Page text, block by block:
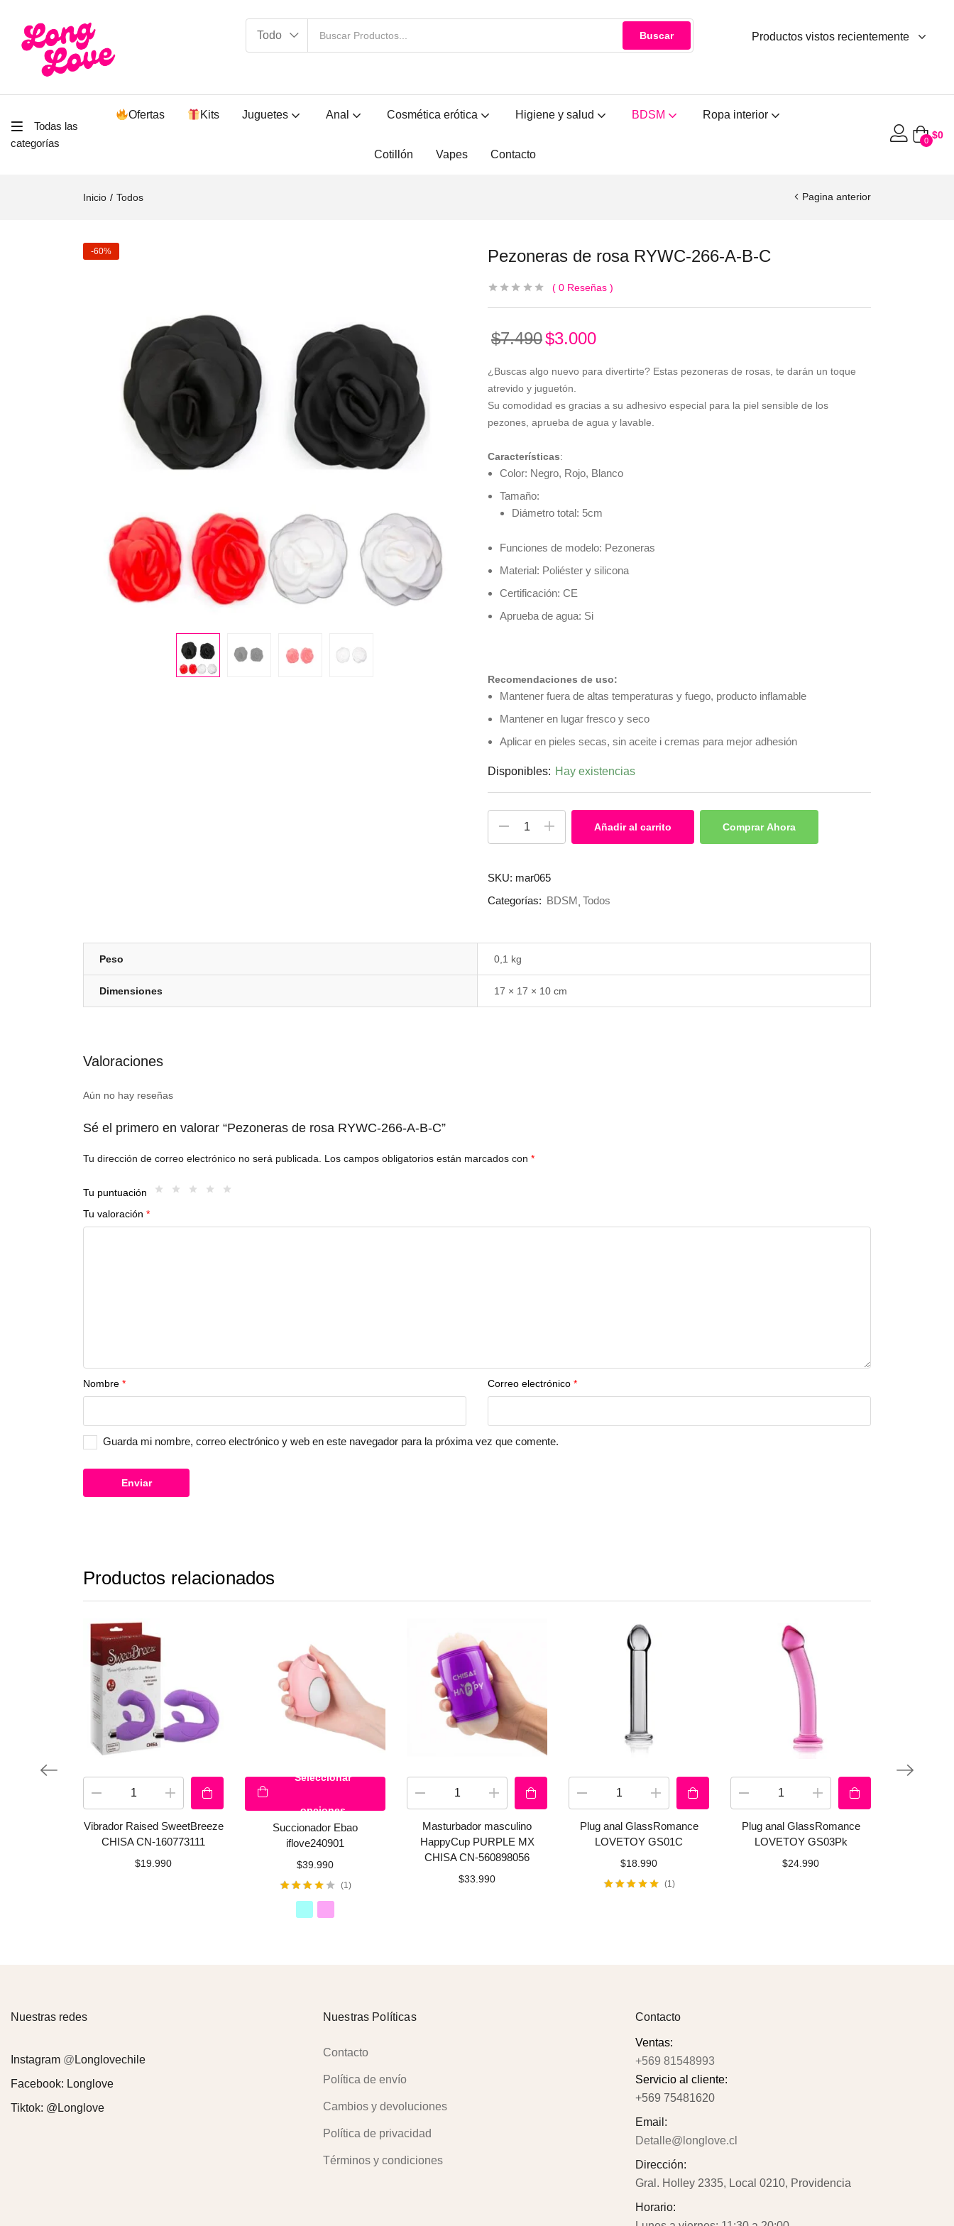
Todo Buscar Productos vistos recientemente
Todas las
categorías
Ofertas Kits Juguetes Anal Cosmética erótica Higiene y salud BDSM Ropa interior
Cotillón Vapes Contacto
0 $0
Inicio Todos Pagina anterior
-60% Pezoneras de rosa RYWC-266-A-B-C
0 Reseñas
$7.490$3.000
¿Buscas algo nuevo para divertirte? Estas pezoneras de rosas, te darán un toque
atrevido y juguetón.
Su comodidad es gracias a su adhesivo especial para la piel sensible de los
pezones, aprueba de agua y lavable.
Características:
Color: Negro, Rojo, Blanco
Tamaño:
Diámetro total: 5cm
Funciones de modelo: Pezoneras
Material: Poliéster y silicona
Certificación: CE
Aprueba de agua: Si
Recomendaciones de uso:
Mantener fuera de altas temperaturas y fuego, producto inflamable
Mantener en lugar fresco y seco
Aplicar en pieles secas, sin aceite i cremas para mejor adhesión
Disponibles: Hay existencias
Añadir al carrito Comprar Ahora
SKU: mar065
Categorías: BDSM Todos
Peso 0,1 kg
Dimensiones 17 × 17 × 10 cm
Valoraciones
Aún no hay reseñas
Sé el primero en valorar “Pezoneras de rosa RYWC-266-A-B-C”
Tu dirección de correo electrónico no será publicada. Los campos obligatorios están marcados con *
Tu puntuación
Tu valoración *
Nombre * Correo electrónico *
Guarda mi nombre, correo electrónico y web en este navegador para la próxima vez que comente.
Productos relacionados
Vibrador Raised SweetBreeze
CHISA CN-160773111
$19.990
Seleccionar
opciones
Succionador Ebao
iflove240901
$39.990
5
1
Masturbador masculino
HappyCup PURPLE MX
CHISA CN-560898056
$33.990
Plug anal GlassRomance
LOVETOY GS01C
$18.990
1
Plug anal GlassRomance
LOVETOY GS03Pk
$24.990
Nuestras redes
Instagram @ Longlovechile
Facebook: Longlove
Tiktok: @Longlove
Nuestras Políticas
Contacto
Política de envío
Cambios y devoluciones
Política de privacidad
Términos y condiciones
Contacto
Ventas:
+569 81548993
Servicio al cliente:
+569 75481620
Email:
Detalle@longlove.cl
Dirección:
Gral. Holley 2335, Local 0210, Providencia
Horario: